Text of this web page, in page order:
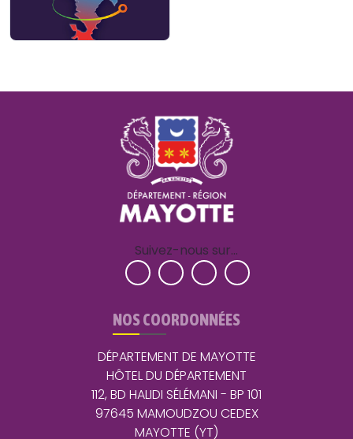
Suivez-nous sur…
NOS COORDONNÉES
DÉPARTEMENT DE MAYOTTE
HÔTEL DU DÉPARTEMENT
112, BD HALIDI SÉLÉMANI - BP 101
97645 MAMOUDZOU CEDEX
MAYOTTE (YT)